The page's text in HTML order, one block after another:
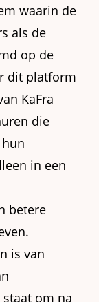
waarin de
als de
op de
dit platform
KaFra
die
in een
betere
is van
om na